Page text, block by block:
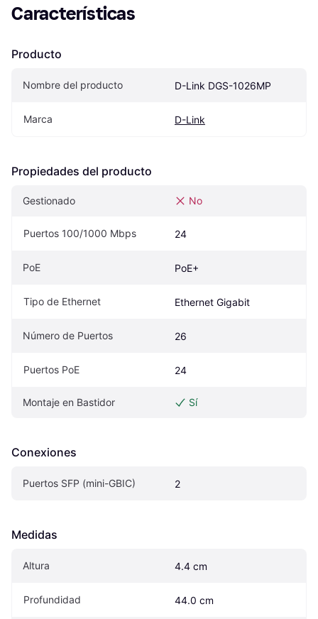
Características
Producto
Nombre del producto D-Link DGS-1026MP
Marca D-Link
Propiedades del producto
Gestionado No
Puertos 100/1000 Mbps 24
PoE PoE+
Tipo de Ethernet Ethernet Gigabit
Número de Puertos 26
Puertos PoE 24
Montaje en Bastidor Sí
Conexiones
Puertos SFP (mini-GBIC) 2
Medidas
Altura 4.4 cm
Profundidad 44.0 cm